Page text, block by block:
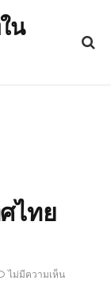
น
ไทย
ไม่มีความเห็น